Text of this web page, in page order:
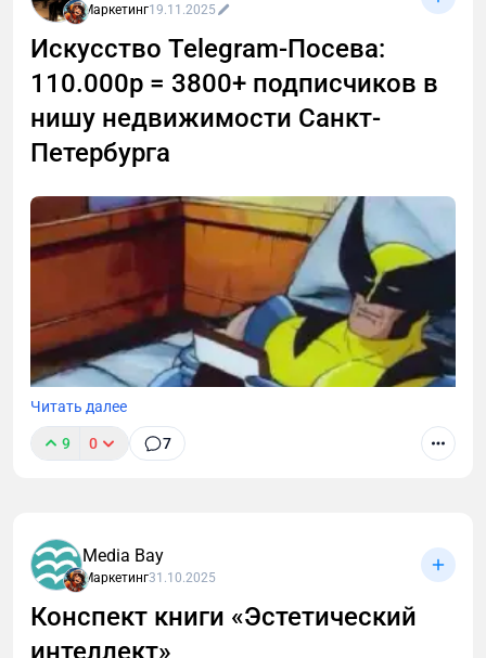
Маркетинг19.11.2025
Искусство Telegram-Посева:
110.000р = 3800+ подписчиков в
нишу недвижимости Санкт-
Петербурга
Читать далее
9 0 7
Media Bay
Маркетинг31.10.2025
Конспект книги «Эстетический
интеллект»